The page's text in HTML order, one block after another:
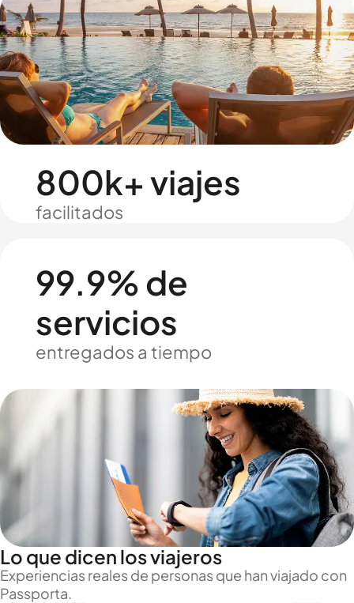
800k+ viajes
facilitados
99.9% de
servicios
entregados a tiempo
Lo que dicen los viajeros
Experiencias reales de personas que han viajado con
Passporta.